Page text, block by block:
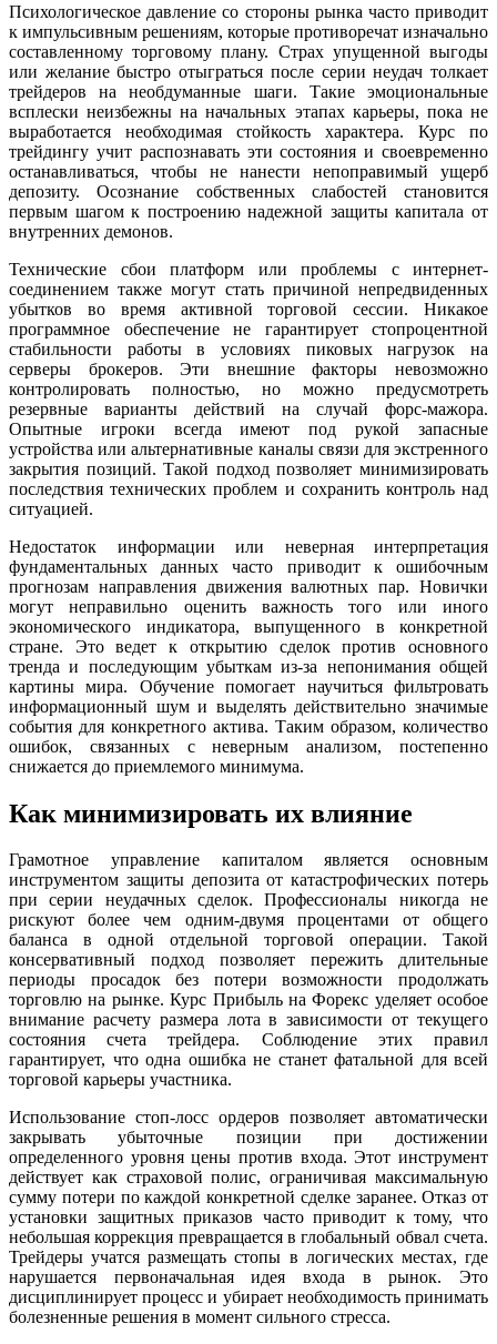
Психологическое давление со стороны рынка часто приводит
к импульсивным решениям, которые противоречат изначально
составленному торговому плану. Страх упущенной выгоды
или желание быстро отыграться после серии неудач толкает
трейдеров на необдуманные шаги. Такие эмоциональные
всплески неизбежны на начальных этапах карьеры, пока не
выработается необходимая стойкость характера. Курс по
трейдингу учит распознавать эти состояния и своевременно
останавливаться, чтобы не нанести непоправимый ущерб
депозиту. Осознание собственных слабостей становится
первым шагом к построению надежной защиты капитала от
внутренних демонов.
Технические сбои платформ или проблемы с интернет-
соединением также могут стать причиной непредвиденных
убытков во время активной торговой сессии. Никакое
программное обеспечение не гарантирует стопроцентной
стабильности работы в условиях пиковых нагрузок на
серверы брокеров. Эти внешние факторы невозможно
контролировать полностью, но можно предусмотреть
резервные варианты действий на случай форс-мажора.
Опытные игроки всегда имеют под рукой запасные
устройства или альтернативные каналы связи для экстренного
закрытия позиций. Такой подход позволяет минимизировать
последствия технических проблем и сохранить контроль над
ситуацией.
Недостаток информации или неверная интерпретация
фундаментальных данных часто приводит к ошибочным
прогнозам направления движения валютных пар. Новички
могут неправильно оценить важность того или иного
экономического индикатора, выпущенного в конкретной
стране. Это ведет к открытию сделок против основного
тренда и последующим убыткам из-за непонимания общей
картины мира. Обучение помогает научиться фильтровать
информационный шум и выделять действительно значимые
события для конкретного актива. Таким образом, количество
ошибок, связанных с неверным анализом, постепенно
снижается до приемлемого минимума.
Как минимизировать их влияние
Грамотное управление капиталом является основным
инструментом защиты депозита от катастрофических потерь
при серии неудачных сделок. Профессионалы никогда не
рискуют более чем одним-двумя процентами от общего
баланса в одной отдельной торговой операции. Такой
консервативный подход позволяет пережить длительные
периоды просадок без потери возможности продолжать
торговлю на рынке. Курс Прибыль на Форекс уделяет особое
внимание расчету размера лота в зависимости от текущего
состояния счета трейдера. Соблюдение этих правил
гарантирует, что одна ошибка не станет фатальной для всей
торговой карьеры участника.
Использование стоп-лосс ордеров позволяет автоматически
закрывать убыточные позиции при достижении
определенного уровня цены против входа. Этот инструмент
действует как страховой полис, ограничивая максимальную
сумму потери по каждой конкретной сделке заранее. Отказ от
установки защитных приказов часто приводит к тому, что
небольшая коррекция превращается в глобальный обвал счета.
Трейдеры учатся размещать стопы в логических местах, где
нарушается первоначальная идея входа в рынок. Это
дисциплинирует процесс и убирает необходимость принимать
болезненные решения в момент сильного стресса.